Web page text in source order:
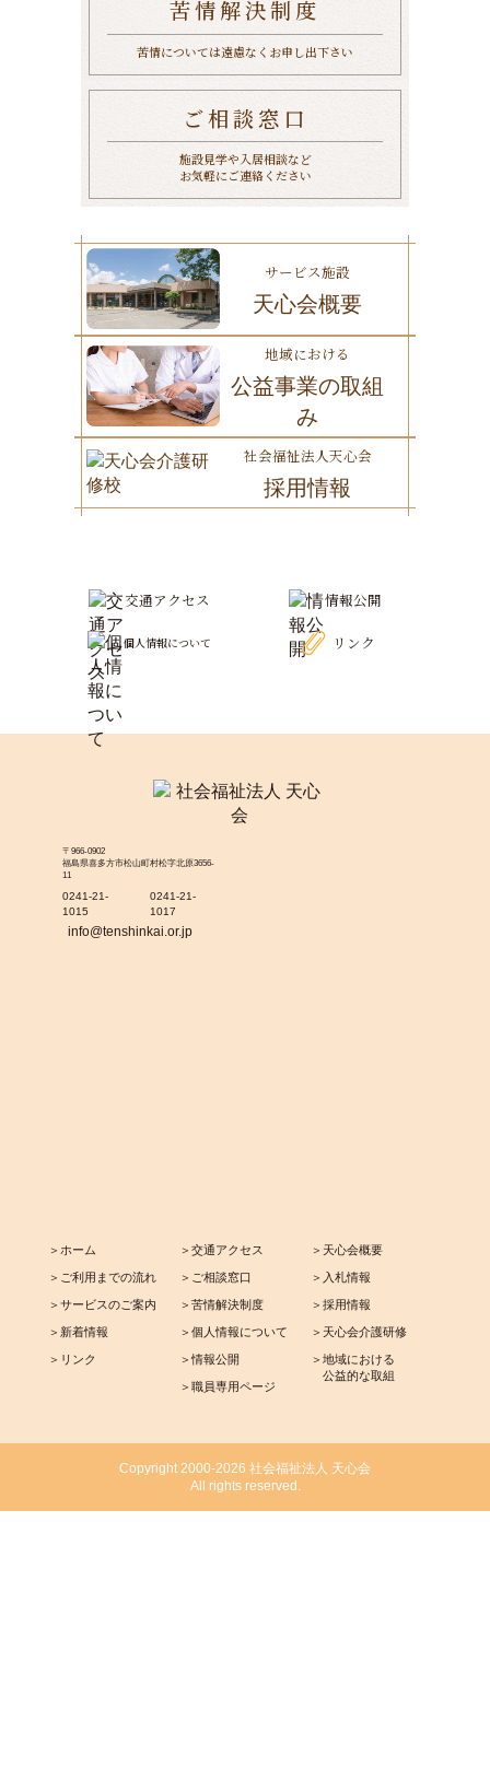
苦情解決制度
苦情については遠慮なくお申し出下さい
ご相談窓口
施設見学や入居相談など
お気軽にご連絡ください
サービス施設
天心会概要
地域における
公益事業の取組
み
社会福祉法人天心会
採用情報
交通アクセス 情報公開
個人情報について リンク
〒966-0902
福島県喜多方市松山町村松字北原3656-
11
0241-21-
1015
0241-21-
1017
info@tenshinkai.or.jp
＞ホーム
＞ご利用までの流れ
＞サービスのご案内
＞新着情報
＞リンク
＞交通アクセス
＞ご相談窓口
＞苦情解決制度
＞個人情報について
＞情報公開
＞職員専用ページ
＞天心会概要
＞入札情報
＞採用情報
＞天心会介護研修
＞地域における
公益的な取組
Copyright 2000-2026 社会福祉法人 天心会
All rights reserved.